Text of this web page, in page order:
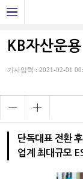
KB자산운
기사입력 : 2021-02-01
단독대표 전환
업계 최대규모